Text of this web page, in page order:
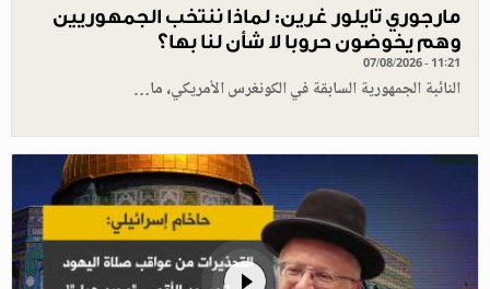
مارجوري تايلور غرين: لماذا ننتخب الجمهوريين
وهم يخوضون حروبا لا شأن لنا بها؟
07/08/2026 - 11:21
النائبة الجمهورية السابقة في الكونغرس الأمريكي، ما…